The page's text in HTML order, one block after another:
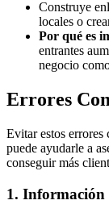
Construye
locales o
Por qué es
entrantes
negocio
Errores
Evitar estos errores
puede ayudarle a
conseguir más
1. Información